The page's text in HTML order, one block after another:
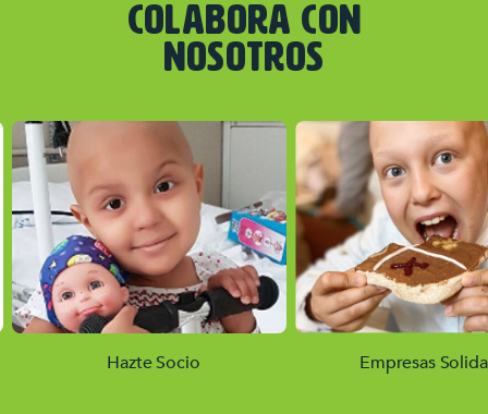
COLABORA CON
NOSOTROS
Hazte Socio Empresas